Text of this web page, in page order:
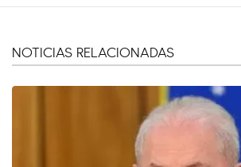
NOTICIAS RELACIONADAS